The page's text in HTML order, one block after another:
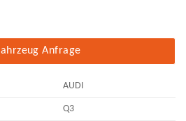
Anfrage
AUDI
Q3